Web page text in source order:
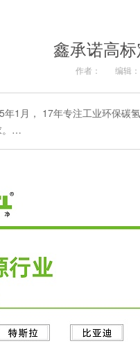
鑫承诺高
作者： 编辑：
年1月， 17年专注工业环保碳
。…